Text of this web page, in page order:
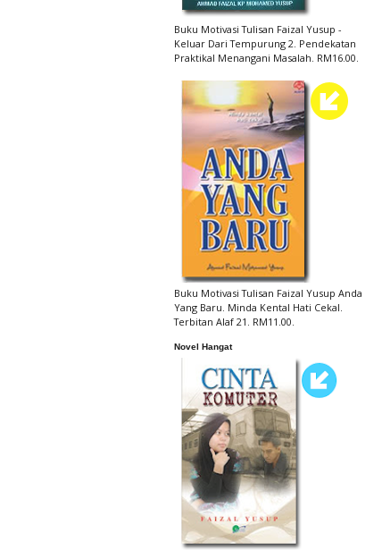
Buku Motivasi Tulisan Faizal Yusup -
Keluar Dari Tempurung 2. Pendekatan
Praktikal Menangani Masalah. RM16.00.
Buku Motivasi Tulisan Faizal Yusup Anda
Yang Baru. Minda Kental Hati Cekal.
Terbitan Alaf 21. RM11.00.
Novel Hangat